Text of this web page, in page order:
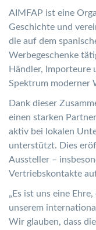
AIMFAP ist eine
Geschichte und
die auf dem
Werbegeschenke
Händler, Importeure
Spektrum moderner
Dank dieser
einen starken
aktiv bei lokalen
unterstützt. Dies
Aussteller –
Vertriebskontakte
„Es ist uns eine
unserem
Wir glauben, dass